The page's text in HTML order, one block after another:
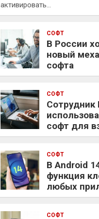
активировать…
СОФТ
В России
новый
софта
СОФТ
софт для
СОФТ
В Android
функция
любых
СОФТ